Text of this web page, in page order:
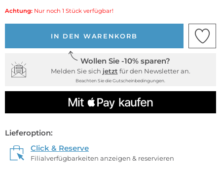
Achtung: Nur noch 1 Stück verfügbar!
IN DEN WARENKORB
Wollen Sie -10% sparen?
Melden Sie sich jetzt für den Newsletter an.
Beachten Sie die Gutscheinbedingungen.
Lieferoption:
Click & Reserve
Filialverfügbarkeiten anzeigen & reservieren